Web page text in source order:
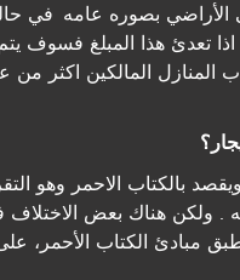
الأراضي بصوره عامه في
ولكن اذا تعدئ ھذا المبلغ
المنازل المالكین اكثر
بالكتاب الاحمر وھو
ولكن ھناك بعض الاختلاف